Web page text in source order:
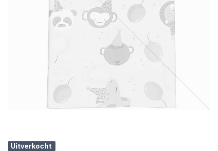
Uitverkocht